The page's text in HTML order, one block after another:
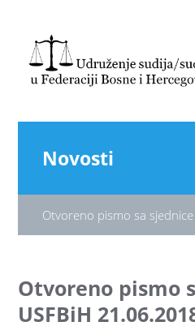
Novosti
Otvoreno pismo sa
Otvoreno pismo
USFBiH